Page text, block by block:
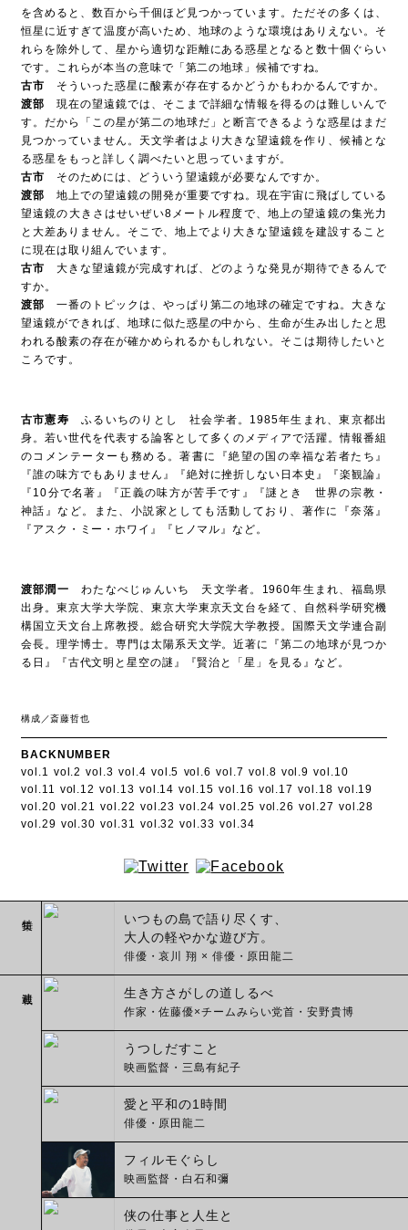
を含めると、数百から千個ほど見つかっています。ただその多くは、
恒星に近すぎて温度が高いため、地球のような環境はありえない。そ
れらを除外して、星から適切な距離にある惑星となると数十個ぐらい
です。これらが本当の意味で「第二の地球」候補ですね。
古市 そういった惑星に酸素が存在するかどうかもわかるんですか。
渡部 現在の望遠鏡では、そこまで詳細な情報を得るのは難しいんで
す。だから「この星が第二の地球だ」と断言できるような惑星はまだ
見つかっていません。天文学者はより大きな望遠鏡を作り、候補とな
る惑星をもっと詳しく調べたいと思っていますが。
古市 そのためには、どういう望遠鏡が必要なんですか。
渡部 地上での望遠鏡の開発が重要ですね。現在宇宙に飛ばしている
望遠鏡の大きさはせいぜい8メートル程度で、地上の望遠鏡の集光力
と大差ありません。そこで、地上でより大きな望遠鏡を建設すること
に現在は取り組んでいます。
古市 大きな望遠鏡が完成すれば、どのような発見が期待できるんで
すか。
渡部 一番のトピックは、やっぱり第二の地球の確定ですね。大きな
望遠鏡ができれば、地球に似た惑星の中から、生命が生み出したと思
われる酸素の存在が確かめられるかもしれない。そこは期待したいと
ころです。
古市憲寿 ふるいちのりとし 社会学者。1985年生まれ、東京都出
身。若い世代を代表する論客として多くのメディアで活躍。情報番組
のコメンテーターも務める。著書に『絶望の国の幸福な若者たち』
『誰の味方でもありません』『絶対に挫折しない日本史』『楽観論』
『10分で名著』『正義の味方が苦手です』『謎とき 世界の宗教・
神話』など。また、小説家としても活動しており、著作に『奈落』
『アスク・ミー・ホワイ』『ヒノマル』など。
渡部潤一 わたなべじゅんいち 天文学者。1960年生まれ、福島県
出身。東京大学大学院、東京大学東京天文台を経て、自然科学研究機
構国立天文台上席教授。総合研究大学院大学教授。国際天文学連合副
会長。理学博士。専門は太陽系天文学。近著に『第二の地球が見つか
る日』『古代文明と星空の謎』『賢治と「星」を見る』など。
構成／斎藤哲也
BACKNUMBER
vol.1
vol.2 vol.3 vol.4 vol.5 vol.6 vol.7 vol.8 vol.9 vol.10
vol.11
vol.12 vol.13 vol.14 vol.15 vol.16 vol.17 vol.18 vol.19
vol.20 vol.21 vol.22 vol.23 vol.24 vol.25 vol.26 vol.27 vol.28
vol.29 vol.30 vol.31 vol.32 vol.33 vol.34
いつもの島で語り尽くす、
大人の軽やかな遊び方。
俳優・哀川 翔 × 俳優・原田龍二
生き方さがしの道しるべ
作家・佐藤優×チームみらい党首・安野貴博
うつしだすこと
映画監督・三島有紀子
愛と平和の1時間
俳優・原田龍二
フィルモぐらし
映画監督・白石和彌
侠の仕事と人生と